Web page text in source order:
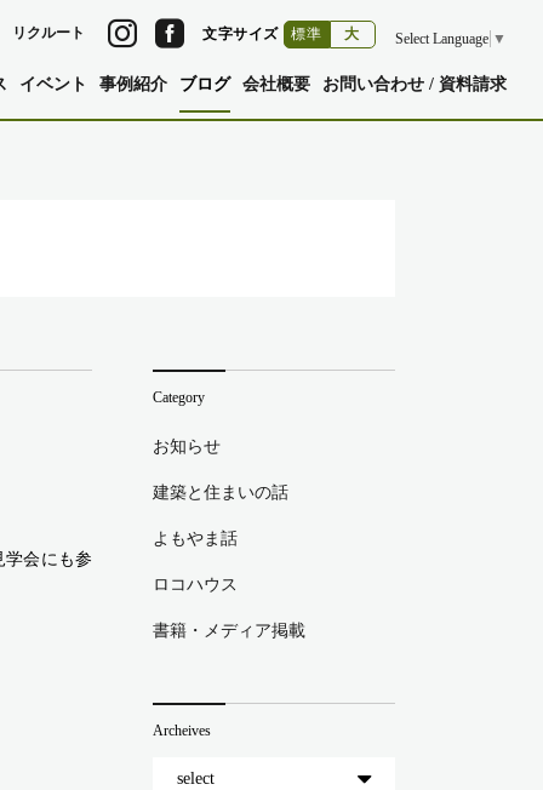
イベント 事例紹介 ブログ 会社概要 お問い合わせ / 資料請求
リクルート Select Language ▼
文字サイズ 標準 大
学会にも参
Category
お知らせ
建築と住まいの話
よもやま話
ロコハウス
書籍・メディア掲載
Archeives